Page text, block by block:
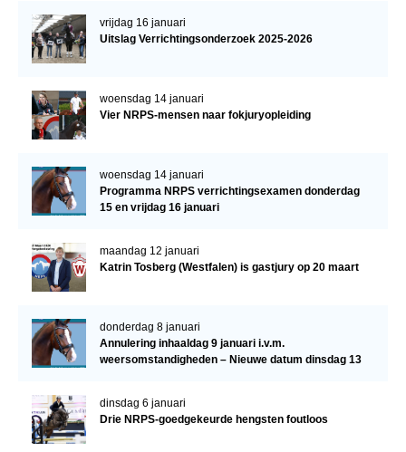
vrijdag 16 januari
Uitslag Verrichtingsonderzoek 2025-2026
woensdag 14 januari
Vier NRPS-mensen naar fokjuryopleiding
woensdag 14 januari
Programma NRPS verrichtingsexamen donderdag
15 en vrijdag 16 januari
maandag 12 januari
Katrin Tosberg (Westfalen) is gastjury op 20 maart
donderdag 8 januari
Annulering inhaaldag 9 januari i.v.m.
weersomstandigheden – Nieuwe datum dinsdag 13
dinsdag 6 januari
Drie NRPS-goedgekeurde hengsten foutloos